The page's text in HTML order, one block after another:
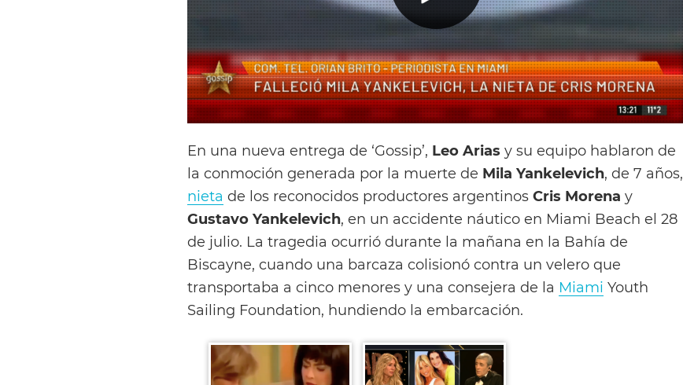
En una nueva entrega de ‘Gossip’, Leo Arias y su equipo hablaron de
la conmoción generada por la muerte de Mila Yankelevich, de 7 años,
nieta de los reconocidos productores argentinos Cris Morena y
Gustavo Yankelevich, en un accidente náutico en Miami Beach el 28
de julio. La tragedia ocurrió durante la mañana en la Bahía de
Biscayne, cuando una barcaza colisionó contra un velero que
transportaba a cinco menores y una consejera de la Miami Youth
Sailing Foundation, hundiendo la embarcación.